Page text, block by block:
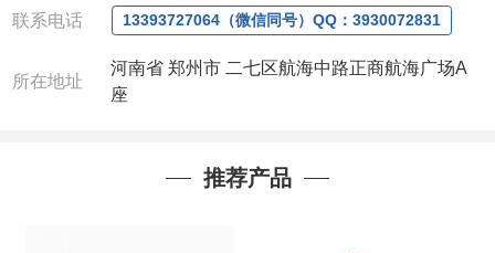
联系电话 13393727064（微信同号）QQ：3930072831
所在地址
河南省 郑州市 二七区航海中路正商航海广场A
座
推荐产品